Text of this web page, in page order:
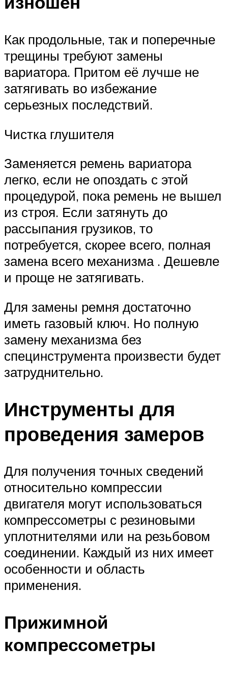
Как продольные, так и поперечные
трещины требуют замены
вариатора. Притом её лучше не
затягивать во избежание
серьезных последствий.
Чистка глушителя
Заменяется ремень вариатора
легко, если не опоздать с этой
процедурой, пока ремень не вышел
из строя. Если затянуть до
рассыпания грузиков, то
потребуется, скорее всего, полная
замена всего механизма . Дешевле
и проще не затягивать.
Для замены ремня достаточно
иметь газовый ключ. Но полную
замену механизма без
специнструмента произвести будет
затруднительно.
Инструменты для
проведения замеров
Для получения точных сведений
относительно компрессии
двигателя могут использоваться
компрессометры с резиновыми
уплотнителями или на резьбовом
соединении. Каждый из них имеет
особенности и область
применения.
Прижимной
компрессометры